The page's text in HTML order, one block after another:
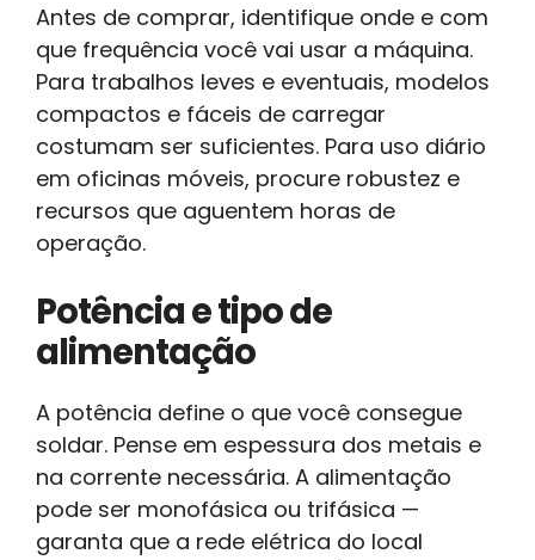
Antes de comprar, identifique onde e com
que frequência você vai usar a máquina.
Para trabalhos leves e eventuais, modelos
compactos e fáceis de carregar
costumam ser suficientes. Para uso diário
em oficinas móveis, procure robustez e
recursos que aguentem horas de
operação.
Potência e tipo de
alimentação
A potência define o que você consegue
soldar. Pense em espessura dos metais e
na corrente necessária. A alimentação
pode ser monofásica ou trifásica —
garanta que a rede elétrica do local